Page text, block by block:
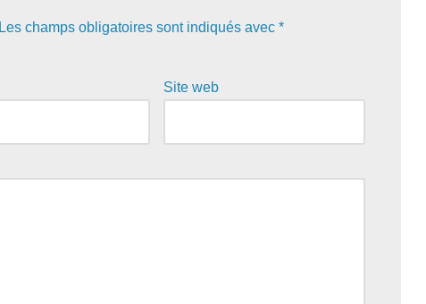
Les champs obligatoires sont indiqués avec *
Site web